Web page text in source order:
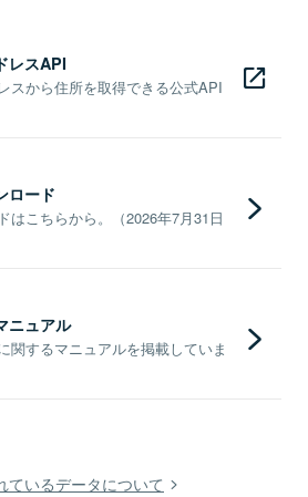
レスAPI
スから住所を取得できる公式API
ロード
はこちらから。（2026年7月31日
ニュアル
関するマニュアルを掲載していま
ているデータについて